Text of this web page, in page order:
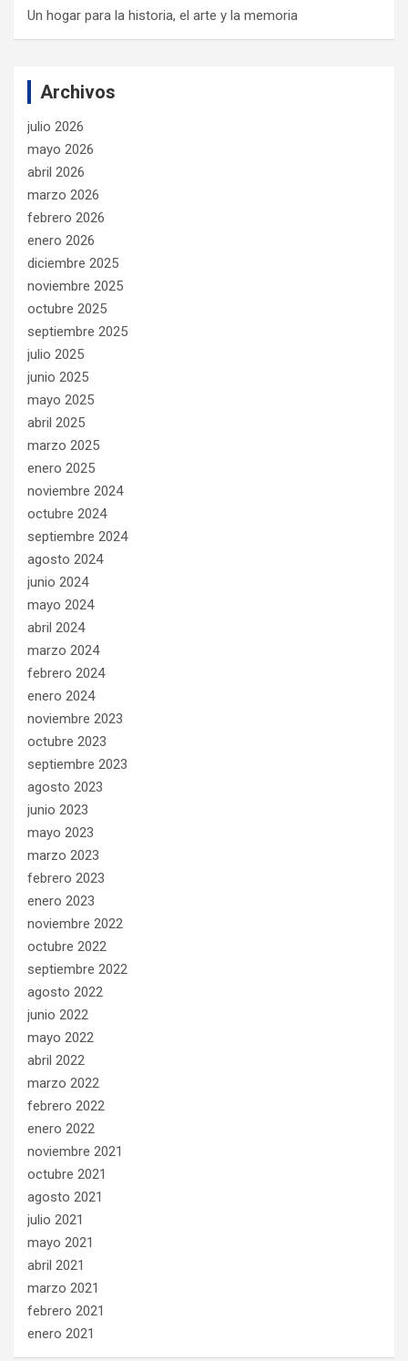
Un hogar para la historia, el arte y la memoria
Archivos
julio 2026
mayo 2026
abril 2026
marzo 2026
febrero 2026
enero 2026
diciembre 2025
noviembre 2025
octubre 2025
septiembre 2025
julio 2025
junio 2025
mayo 2025
abril 2025
marzo 2025
enero 2025
noviembre 2024
octubre 2024
septiembre 2024
agosto 2024
junio 2024
mayo 2024
abril 2024
marzo 2024
febrero 2024
enero 2024
noviembre 2023
octubre 2023
septiembre 2023
agosto 2023
junio 2023
mayo 2023
marzo 2023
febrero 2023
enero 2023
noviembre 2022
octubre 2022
septiembre 2022
agosto 2022
junio 2022
mayo 2022
abril 2022
marzo 2022
febrero 2022
enero 2022
noviembre 2021
octubre 2021
agosto 2021
julio 2021
mayo 2021
abril 2021
marzo 2021
febrero 2021
enero 2021